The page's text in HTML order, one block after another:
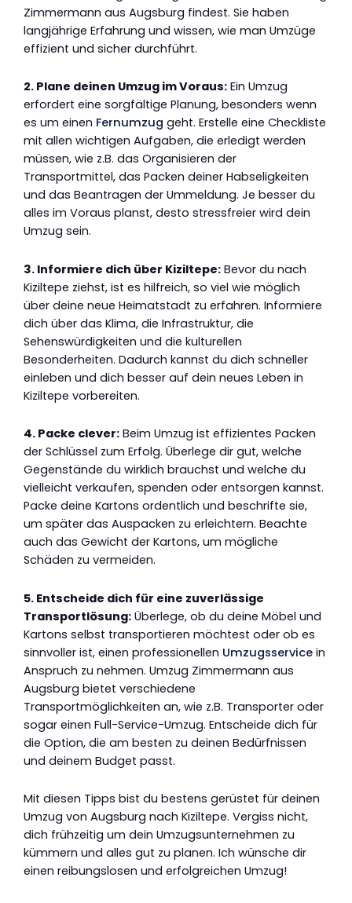
Zimmermann aus Augsburg findest. Sie haben
langjährige Erfahrung und wissen, wie man Umzüge
effizient und sicher durchführt.
2. Plane deinen Umzug im Voraus: Ein Umzug
erfordert eine sorgfältige Planung, besonders wenn
es um einen Fernumzug geht. Erstelle eine Checkliste
mit allen wichtigen Aufgaben, die erledigt werden
müssen, wie z.B. das Organisieren der
Transportmittel, das Packen deiner Habseligkeiten
und das Beantragen der Ummeldung. Je besser du
alles im Voraus planst, desto stressfreier wird dein
Umzug sein.
3. Informiere dich über Kiziltepe: Bevor du nach
Kiziltepe ziehst, ist es hilfreich, so viel wie möglich
über deine neue Heimatstadt zu erfahren. Informiere
dich über das Klima, die Infrastruktur, die
Sehenswürdigkeiten und die kulturellen
Besonderheiten. Dadurch kannst du dich schneller
einleben und dich besser auf dein neues Leben in
Kiziltepe vorbereiten.
4. Packe clever: Beim Umzug ist effizientes Packen
der Schlüssel zum Erfolg. Überlege dir gut, welche
Gegenstände du wirklich brauchst und welche du
vielleicht verkaufen, spenden oder entsorgen kannst.
Packe deine Kartons ordentlich und beschrifte sie,
um später das Auspacken zu erleichtern. Beachte
auch das Gewicht der Kartons, um mögliche
Schäden zu vermeiden.
5. Entscheide dich für eine zuverlässige
Transportlösung: Überlege, ob du deine Möbel und
Kartons selbst transportieren möchtest oder ob es
sinnvoller ist, einen professionellen Umzugsservice in
Anspruch zu nehmen. Umzug Zimmermann aus
Augsburg bietet verschiedene
Transportmöglichkeiten an, wie z.B. Transporter oder
sogar einen Full-Service-Umzug. Entscheide dich für
die Option, die am besten zu deinen Bedürfnissen
und deinem Budget passt.
Mit diesen Tipps bist du bestens gerüstet für deinen
Umzug von Augsburg nach Kiziltepe. Vergiss nicht,
dich frühzeitig um dein Umzugsunternehmen zu
kümmern und alles gut zu planen. Ich wünsche dir
einen reibungslosen und erfolgreichen Umzug!